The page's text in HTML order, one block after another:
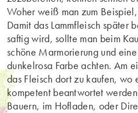
Woher weiß man zum
Damit das Lammfleisch später
saftig wird, sollte man beim
schöne Marmorierung und
dunkelrosa Farbe achten. Am
das Fleisch dort zu kaufen, wo
kompetent beantwortet
Bauern, im Hofladen, oder